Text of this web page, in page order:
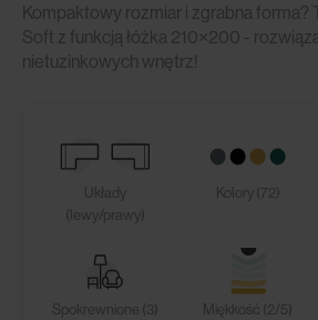
Kompaktowy rozmiar i zgrabna forma?
Soft z funkcją łóżka 210×200 -
nietuzinkowych wnętrz!
Układy
(lewy/prawy)
Kolory (72)
Spokrewnione (3) Miękkość (2/5)